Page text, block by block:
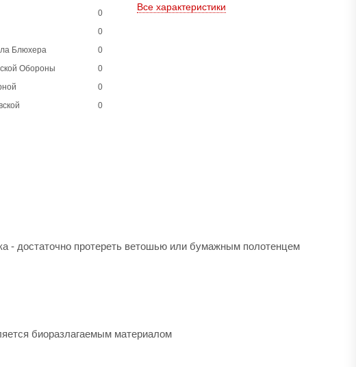
0
0
Блюхера
0
Обороны
0
0
0
Все характеристики
- достаточно протереть ветошью или бумажным полотенцем
биоразлагаемым материалом